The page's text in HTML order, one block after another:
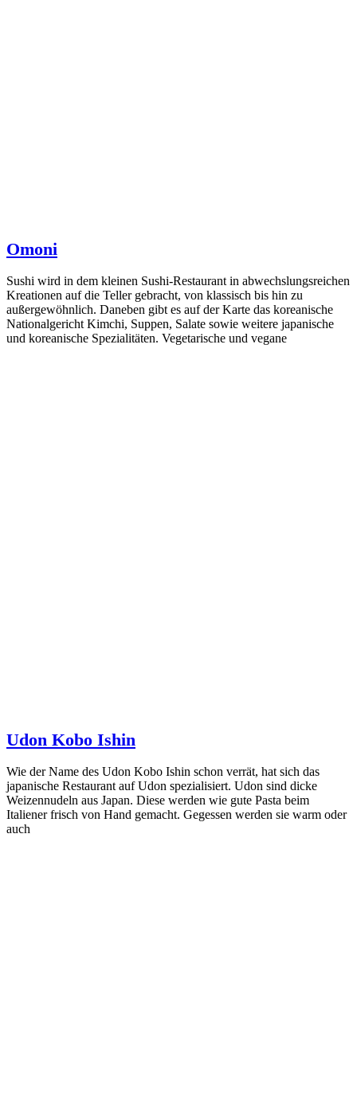
Omoni
Sushi wird in dem kleinen Sushi-Restaurant in abwechslungsreichen
Kreationen auf die Teller gebracht, von klassisch bis hin zu
außergewöhnlich. Daneben gibt es auf der Karte das koreanische
Nationalgericht Kimchi, Suppen, Salate sowie weitere japanische
und koreanische Spezialitäten. Vegetarische und vegane
Udon Kobo Ishin
Wie der Name des Udon Kobo Ishin schon verrät, hat sich das
japanische Restaurant auf Udon spezialisiert. Udon sind dicke
Weizennudeln aus Japan. Diese werden wie gute Pasta beim
Italiener frisch von Hand gemacht. Gegessen werden sie warm oder
auch